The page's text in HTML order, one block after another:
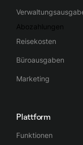
Abozahlungen
Reisekosten
Büroausgaben
Marketing
Plattform
Funktionen